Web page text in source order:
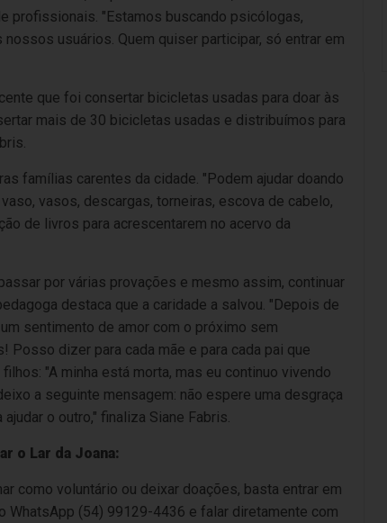
profissionais. "Estamos buscando psicólogas,
usuários. Quem quiser participar, só entrar em
que foi consertar bicicletas usadas para doar às
mais de 30 bicicletas usadas e distribuímos para
famílias carentes da cidade. "Podem ajudar doando
vasos, descargas, torneiras, escova de cabelo,
de livros para acrescentarem no acervo da
por várias provações e mesmo assim, continuar
destaca que a caridade a salvou. "Depois de
sentimento de amor com o próximo sem
Posso dizer para cada mãe e para cada pai que
"A minha está morta, mas eu continuo vivendo
a seguinte mensagem: não espere uma desgraça
ajudar o outro," finaliza Siane Fabris.
o Lar da Joana:
como voluntário ou deixar doações, basta entrar em
WhatsApp (54) 99129-4436 e falar diretamente com